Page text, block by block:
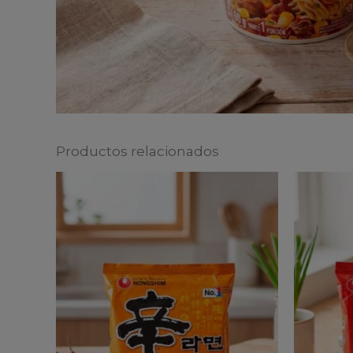
Productos relacionados